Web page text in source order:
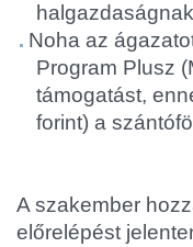
Noha az
Program Plusz
támogatást,
forint) a
A szakember
előrelépést